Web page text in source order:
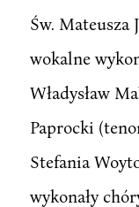
Św. Mateusza
wokalne
Władysław
Paprocki
Stefania
wykonały